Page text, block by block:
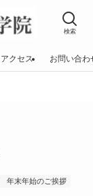
検索
アクセス お問い合わ
年末年始のご挨拶